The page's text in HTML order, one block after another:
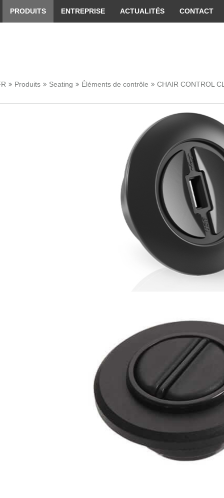
Don't show this message
PRODUITS ENTREPRISE ACTUALITÉS CONTACT
Produits Seating Éléments de contrôle CHAIR CONTROL